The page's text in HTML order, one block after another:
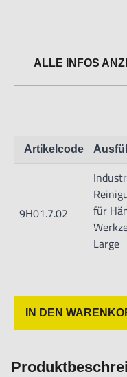
Vorimprägnierte
Produziert nach EU-
Sofort ab Lager in Xl-
ALLE INFOS
Artikelcode
9H01.7.02
für
Large
IN DEN